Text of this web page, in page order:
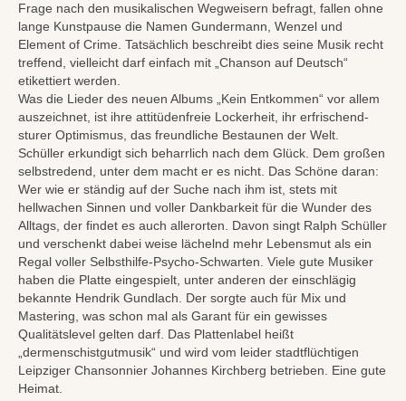
Frage nach den musikalischen Wegweisern befragt, fallen ohne
lange Kunstpause die Namen Gundermann, Wenzel und
Element of Crime. Tatsächlich beschreibt dies seine Musik recht
treffend, vielleicht darf einfach mit „Chanson auf Deutsch“
etikettiert werden.
Was die Lieder des neuen Albums „Kein Entkommen“ vor allem
auszeichnet, ist ihre attitüdenfreie Lockerheit, ihr erfrischend-
sturer Optimismus, das freundliche Bestaunen der Welt.
Schüller erkundigt sich beharrlich nach dem Glück. Dem großen
selbstredend, unter dem macht er es nicht. Das Schöne daran:
Wer wie er ständig auf der Suche nach ihm ist, stets mit
hellwachen Sinnen und voller Dankbarkeit für die Wunder des
Alltags, der findet es auch allerorten. Davon singt Ralph Schüller
und verschenkt dabei weise lächelnd mehr Lebensmut als ein
Regal voller Selbsthilfe-Psycho-Schwarten. Viele gute Musiker
haben die Platte eingespielt, unter anderen der einschlägig
bekannte Hendrik Gundlach. Der sorgte auch für Mix und
Mastering, was schon mal als Garant für ein gewisses
Qualitätslevel gelten darf. Das Plattenlabel heißt
„dermenschistgutmusik“ und wird vom leider stadtflüchtigen
Leipziger Chansonnier Johannes Kirchberg betrieben. Eine gute
Heimat.